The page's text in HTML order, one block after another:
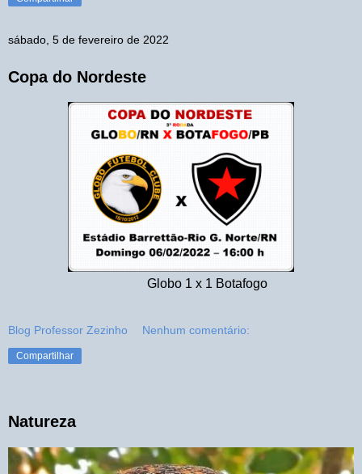
sábado, 5 de fevereiro de 2022
Copa do Nordeste
Globo 1 x 1 Botafogo
Blog Professor Zezinho Nenhum comentário:
Compartilhar
Natureza